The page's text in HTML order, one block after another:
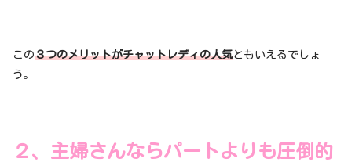
この３つのメリットがチャットレディの人気ともいえるでしょ
う。
２、主婦さんならパートよりも圧倒的